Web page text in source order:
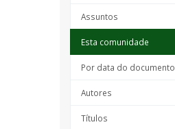
Assuntos
Esta comunidade
Por data do documento
Autores
Títulos